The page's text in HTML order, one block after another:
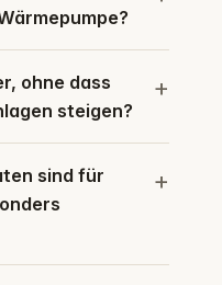
ohne dass
steigen?
sind für